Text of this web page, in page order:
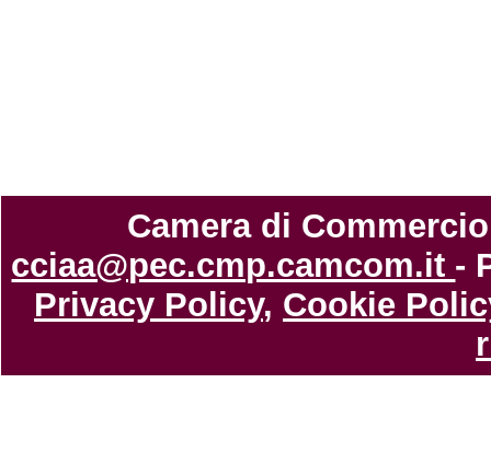
Camera di
cciaa@pec.cmp.camcom.it -
Privacy Policy, Cookie